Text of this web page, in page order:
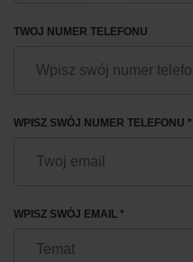
TWOJ NUMER TELEFONU
WPISZ SWÓJ NUMER TELEFONU *
WPISZ SWÓJ EMAIL *